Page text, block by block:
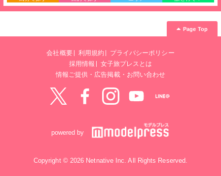
Page Top
会社概要 利用規約
プライバシーポリシー
採用情報
女子旅プレスとは
情報ご提供・広告掲載・お問い合わせ
powered by
Copyright © 2026 Netnative Inc. All Rights Reserved.